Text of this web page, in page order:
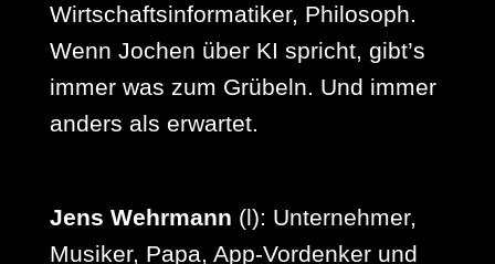
Wirtschaftsinformatiker, Philosoph.
Wenn Jochen über KI spricht, gibt’s
immer was zum Grübeln. Und immer
anders als erwartet.
Jens Wehrmann (l): Unternehmer,
Musiker, Papa, App-Vordenker und